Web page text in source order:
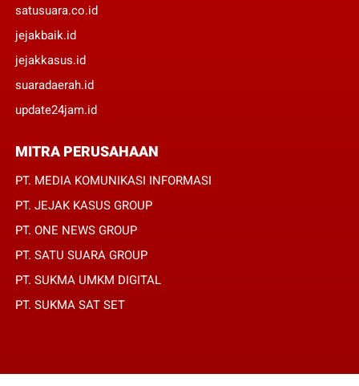
satusuara.co.id
jejakbaik.id
jejakkasus.id
suaradaerah.id
update24jam.id
MITRA PERUSAHAAN
PT. MEDIA KOMUNIKASI INFORMASI
PT. JEJAK KASUS GROUP
PT. ONE NEWS GROUP
PT. SATU SUARA GROUP
PT. SUKMA UMKM DIGITAL
PT. SUKMA SAT SET